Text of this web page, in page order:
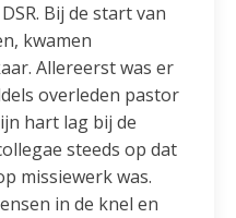
Bij de start van
kwamen
Allereerst was er
overleden pastor
hart lag bij de
steeds op dat
missiewerk was.
in de knel en